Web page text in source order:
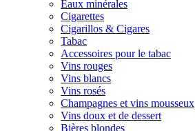
Eaux minérales
Cigarettes
Cigarillos & Cigares
Tabac
Accessoires pour le tabac
Vins rouges
Vins blancs
Vins rosés
Champagnes et vins mousseux
Vins doux et de dessert
Bières blondes